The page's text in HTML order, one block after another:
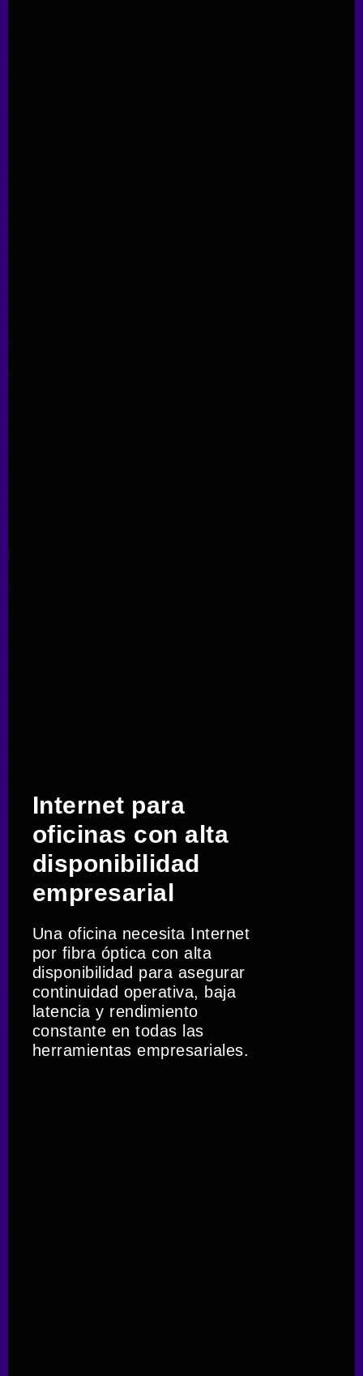
Internet para
oficinas con alta
disponibilidad
empresarial
Una oficina necesita Internet
por fibra óptica con alta
disponibilidad para asegurar
continuidad operativa, baja
latencia y rendimiento
constante en todas las
herramientas empresariales.